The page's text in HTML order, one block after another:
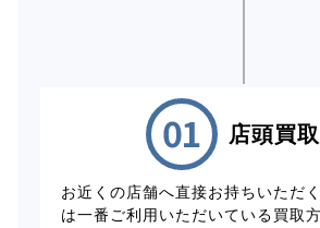
店頭買取
お近くの店舗へ直接お持ちいただ
は一番ご利用いただいている買取方